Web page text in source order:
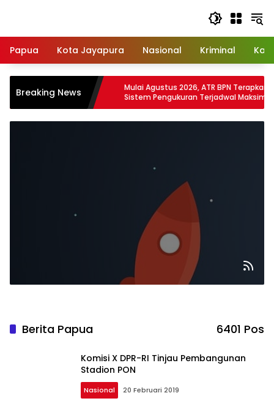
Papua
Kota Jayapura Nasional Kriminal
Breaking News
Ungkap Kasus
1 Tersangka
Mulai Agustus 2026, ATR BPN Terapkan
Sistem Pengukuran Terjadwal Maksimal
12 Hari
Berita Papua 6401 Pos
Komisi X DPR-RI Tinjau Pembangunan
Stadion PON
Nasional 20 Februari 2019